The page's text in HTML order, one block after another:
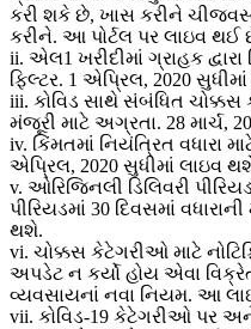
કરી શકે છે, ખાસ કરીને
કરીને. આ પોર્ટલ પર લાઇવ થઈ
ii. એલ1 ખરીદીમાં ગ્રાહક
ફિલ્ટર. 1 એપ્રિલ, 2020
iii. કોવિડ સાથે સંબંધિત ચોક્કસ
મંજૂરી માટે અગ્રતા. 28 માર્ચ,
iv. કિંમતમાં નિયંત્રિત વધારા
એપ્રિલ, 2020 સુધીમાં લાઇવ
v. ઓરિજિનલી ડિલિવરી
પીરિયડમાં 30 દિવસમાં
થશે.
vi. ચોક્કસ કેટેગરીઓ માટે
અપડેટ ન કર્યો હોય એવા
વ્યવસાયનાં નવા નિયમ. આ
vii. કોવિડ-19 કેટેગરીઓ પર